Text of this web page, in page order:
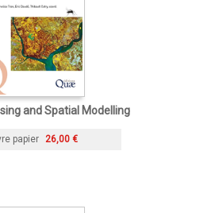
and Spatial Modelling
papier 26,00 €